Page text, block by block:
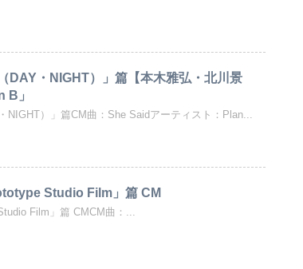
DAY・NIGHT）」篇【本木雅弘・北川景
B」
NIGHT）」篇CM曲：She Saidアーティスト：Plan...
Studio Film」篇 CM
Film」篇 CMCM曲：...